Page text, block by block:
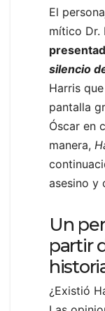
El
mítico Dr.
silencio
Harris
pantalla
Óscar en
manera,
asesino y
Un
partir
¿Existió